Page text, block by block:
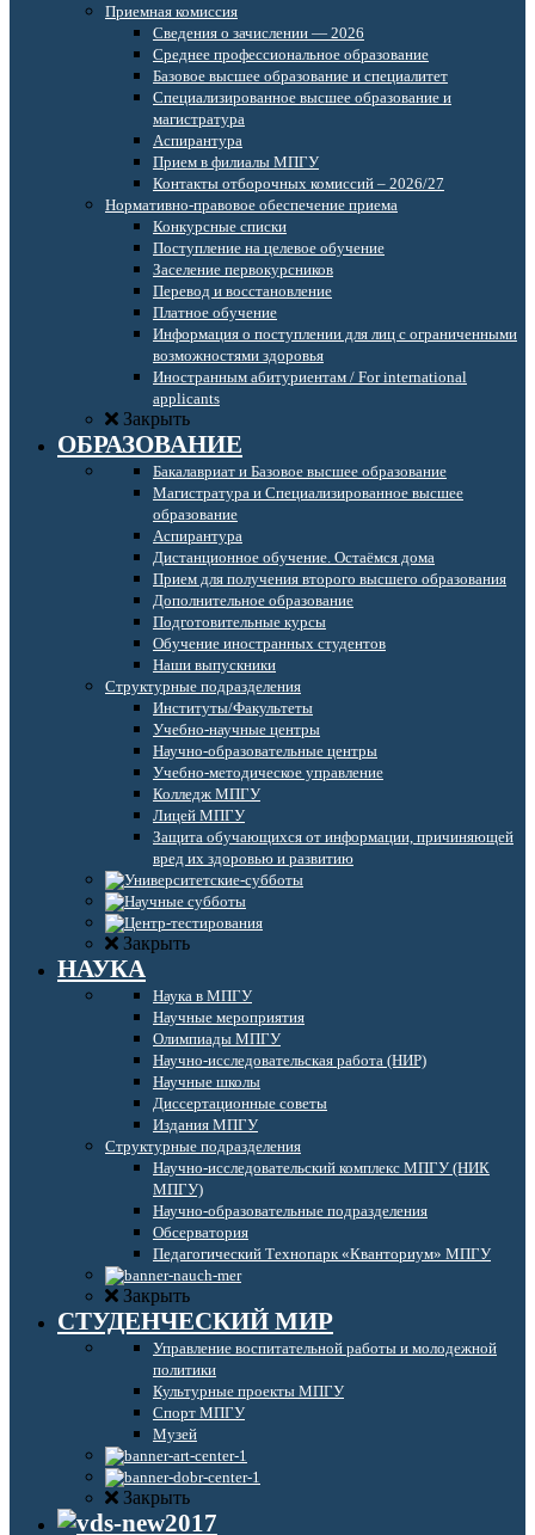
Приемная комиссия
Сведения о зачислении — 2026
Среднее профессиональное образование
Базовое высшее образование и специалитет
Специализированное высшее образование и
магистратура
Аспирантура
Прием в филиалы МПГУ
Контакты отборочных комиссий – 2026/27
Нормативно-правовое обеспечение приема
Конкурсные списки
Поступление на целевое обучение
Заселение первокурсников
Перевод и восстановление
Платное обучение
Информация о поступлении для лиц с ограниченными
возможностями здоровья
Иностранным абитуриентам / For international
applicants
Закрыть
ОБРАЗОВАНИЕ
Бакалавриат и Базовое высшее образование
Магистратура и Специализированное высшее
образование
Аспирантура
Дистанционное обучение. Остаёмся дома
Прием для получения второго высшего образования
Дополнительное образование
Подготовительные курсы
Обучение иностранных студентов
Наши выпускники
Структурные подразделения
Институты/Факультеты
Учебно-научные центры
Научно-образовательные центры
Учебно-методическое управление
Колледж МПГУ
Лицей МПГУ
Защита обучающихся от информации, причиняющей
вред их здоровью и развитию
Закрыть
НАУКА
Наука в МПГУ
Научные мероприятия
Олимпиады МПГУ
Научно-исследовательская работа (НИР)
Научные школы
Диссертационные советы
Издания МПГУ
Структурные подразделения
Научно-исследовательский комплекс МПГУ (НИК
МПГУ)
Научно-образовательные подразделения
Обсерватория
Педагогический Технопарк «Кванториум» МПГУ
Закрыть
СТУДЕНЧЕСКИЙ МИР
Управление воспитательной работы и молодежной
политики
Культурные проекты МПГУ
Спорт МПГУ
Музей
Закрыть